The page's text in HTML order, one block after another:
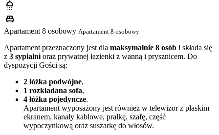
shower
single_bed
Apartament 8 osobowy Apartament 8 osobowy
Apartament przeznaczony jest dla maksymalnie 8 osób i składa się
z 3 sypialni oraz prywatnej łazienki z wanną i prysznicem. Do
dyspozycji Gości są:
2 łóżka podwójne,
1 rozkładana sofa,
4 łóżka pojedyncze.
Apartament wyposażony jest również w telewizor z płaskim
ekranem, kanały kablowe, pralkę, szafę, część
wypoczynkową oraz suszarkę do włosów.